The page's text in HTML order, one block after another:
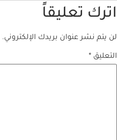
اترك تعليقاً
لن يتم نشر عنوان بريدك الإلكتروني.
التعليق *